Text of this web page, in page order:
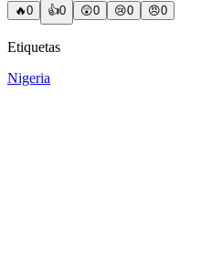
🔥0 👍0 😲0 😢0 😠0
Etiquetas
Nigeria